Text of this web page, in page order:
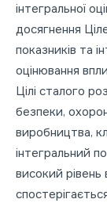
інтегральної
досягнення
показників та
оцінювання
Цілі сталого
безпеки,
виробництва,
інтегральний
високий